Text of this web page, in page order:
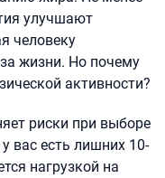
улучшают
человеку
жизни. Но почему
активности?
риски при выборе
вас есть лишних 10-
нагрузкой на